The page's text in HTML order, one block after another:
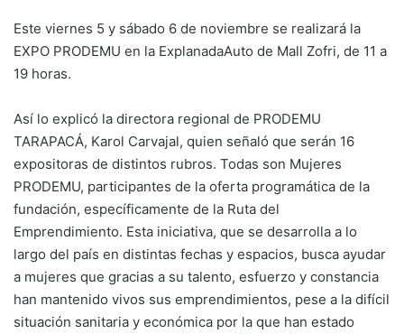
Este viernes 5 y sábado 6 de noviembre se realizará la
EXPO PRODEMU en la ExplanadaAuto de Mall Zofri, de 11 a
19 horas.
Así lo explicó la directora regional de PRODEMU
TARAPACÁ, Karol Carvajal, quien señaló que serán 16
expositoras de distintos rubros. Todas son Mujeres
PRODEMU, participantes de la oferta programática de la
fundación, específicamente de la Ruta del
Emprendimiento. Esta iniciativa, que se desarrolla a lo
largo del país en distintas fechas y espacios, busca ayudar
a mujeres que gracias a su talento, esfuerzo y constancia
han mantenido vivos sus emprendimientos, pese a la difícil
situación sanitaria y económica por la que han estado